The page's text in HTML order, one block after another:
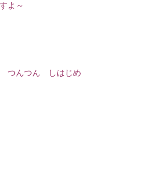
よ～
つんつん しはじめ